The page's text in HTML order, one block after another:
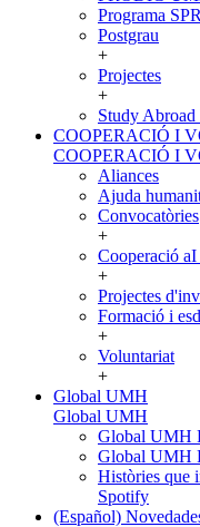
Programa
Postgrau
+
Projectes
+
Study
COOPERACIÓ I
COOPERACIÓ I
Aliances
Ajuda
Convocatòries
+
Cooperació
+
Projectes
Formació i
+
Voluntariat
+
Global UMH
Global UMH
Global UMH
Global UMH
Històries que
Spotify
(Español)